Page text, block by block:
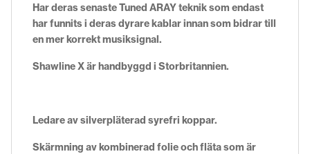
Har deras senaste Tuned ARAY teknik som endast
har funnits i deras dyrare kablar innan som bidrar till
en mer korrekt musiksignal.
Shawline X är handbyggd i Storbritannien.
Ledare av silverpläterad syrefri koppar.
Skärmning av kombinerad folie och fläta som är